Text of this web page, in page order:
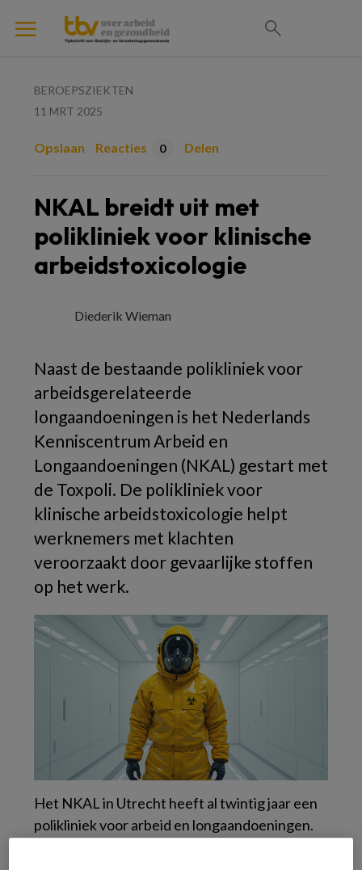
BEROEPSZIEKTEN
11 MRT 2025
Opslaan Reacties 0 Delen
NKAL breidt uit met
polikliniek voor klinische
arbeidstoxicologie
Diederik Wieman
Naast de bestaande polikliniek voor
arbeidsgerelateerde
longaandoeningen is het Nederlands
Kenniscentrum Arbeid en
Longaandoeningen (NKAL) gestart met
de Toxpoli. De polikliniek voor
klinische arbeidstoxicologie helpt
werknemers met klachten
veroorzaakt door gevaarlijke stoffen
op het werk.
Het NKAL in Utrecht heeft al twintig jaar een
polikliniek voor arbeid en longaandoeningen.